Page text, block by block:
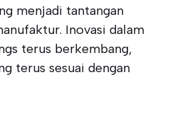
menjadi tantangan
Inovasi dalam
terus berkembang,
terus sesuai dengan